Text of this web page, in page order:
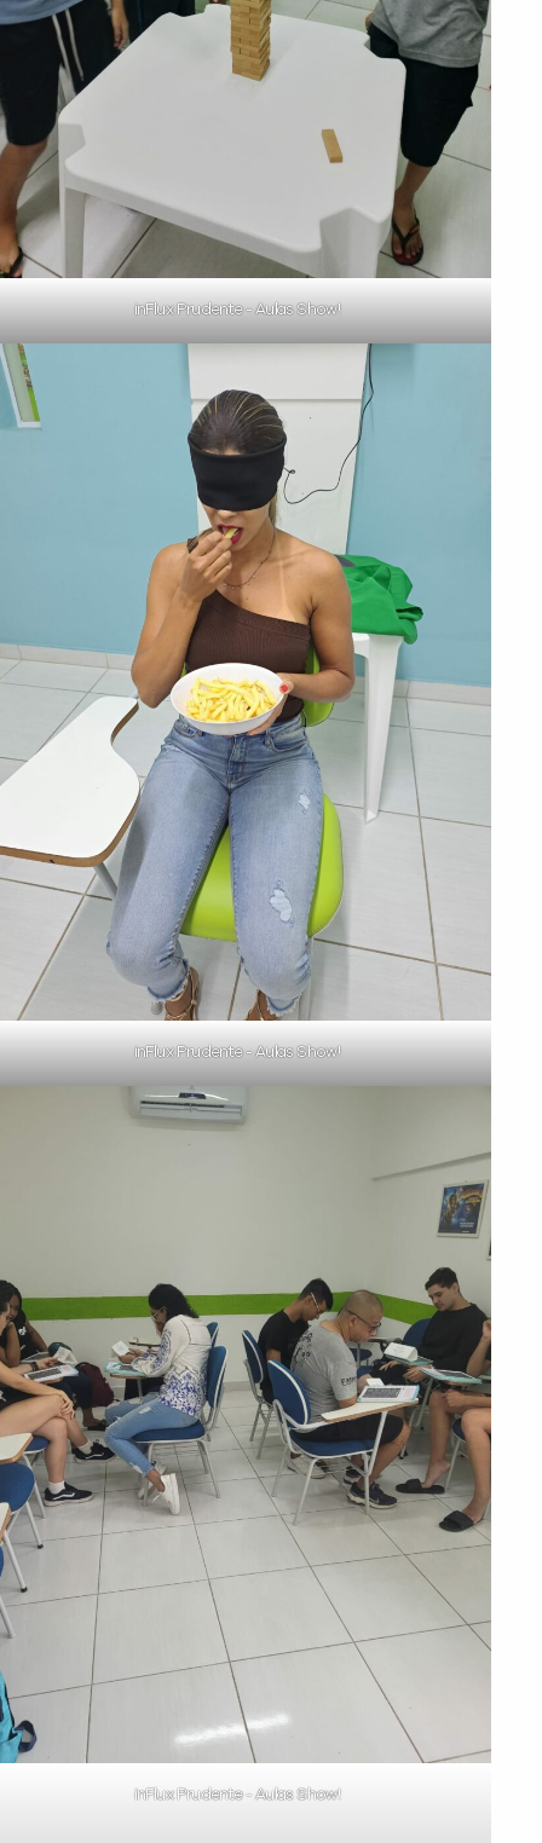
inFlux Prudente - Aulas Show!
inFlux Prudente - Aulas Show!
inFlux Prudente - Aulas Show!